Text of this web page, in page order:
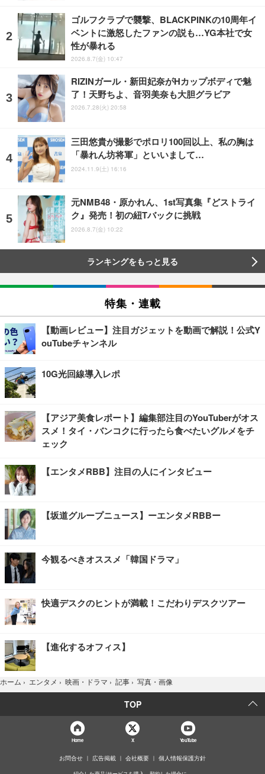
ゴルフクラブで襲撃、BLACKPINKの10周年イ
ベントに激怒したファンの説も…YG本社で女
性が暴れる
2026.8.7(金) 10:47
RIZINガール・新田妃奈がHカップボディで魅
了！天野ちよ、音羽美奈も大胆グラビア
2026.7.28(火) 20:58
三田悠貴が撮影でポロリ100回以上、私の胸は
「暴れん坊将軍」といいまして…
2024.11.9(土) 16:16
元NMB48・原かれん、1st写真集『どストライ
ク』発売！初の紐Tバックに挑戦
2026.8.7(金) 10:22
ランキングをもっと見る
特集・連載
【動画レビュー】注目ガジェットを動画で解説！公式Y
ouTubeチャンネル
10G光回線導入レポ
【アジア美食レポート】編集部注目のYouTuberがオス
スメ！タイ・バンコクに行ったら食べたいグルメをチ
ェック
【エンタメRBB】注目の人にインタビュー
【坂道グループニュース】ーエンタメRBBー
今観るべきオススメ「韓国ドラマ」
快適デスクのヒントが満載！こだわりデスクツアー
【進化するオフィス】
ホーム › エンタメ › 映画・ドラマ › 記事 › 写真・画像
TOP
Home X YouTube
お問合せ 広告掲載 会社概要 個人情報保護方針